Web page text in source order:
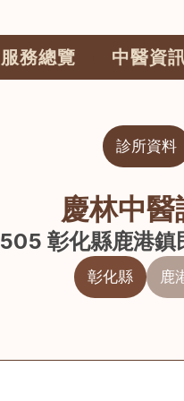
服務總覽 中醫資
診所資料
慶林中醫
505 彰化縣鹿港鎮
彰化縣 鹿